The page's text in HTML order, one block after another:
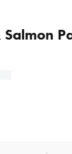
Loading...